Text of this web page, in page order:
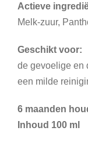
Actieve
Melk-zuur,
Geschikt voor:
de gevoelige en
een milde
6 maanden
Inhoud 100 ml